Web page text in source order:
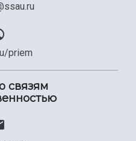
priem
связям